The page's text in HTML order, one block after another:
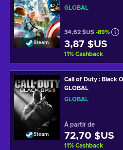
Steam
GLOBAL
34,62 $US -89%
3,87 $US
11% Cashback
Steam
Call of Duty : Black
GLOBAL
GLOBAL
À partir de
72,70 $US
11% Cashback